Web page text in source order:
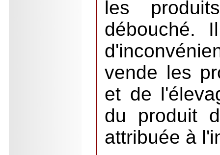
les
débouché.
vende les
et de
du produit
attribuée à